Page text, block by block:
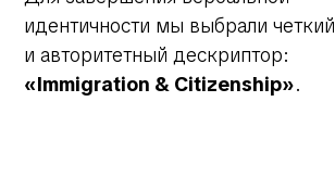
идентичности мы выбрали четкий
и авторитетный дескриптор:
«Immigration & Citizenship».